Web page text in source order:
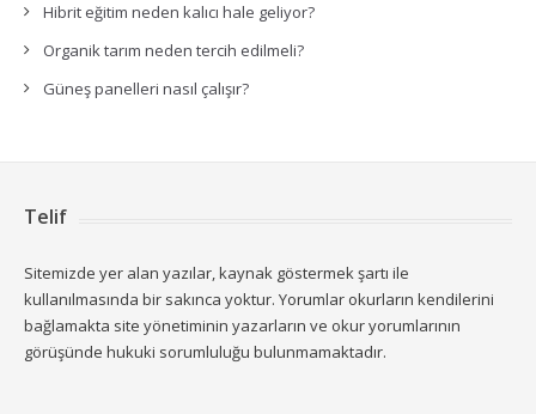
Hibrit eğitim neden kalıcı hale geliyor?
Organik tarım neden tercih edilmeli?
Güneş panelleri nasıl çalışır?
Telif
Sitemizde yer alan yazılar, kaynak göstermek şartı ile
kullanılmasında bir sakınca yoktur. Yorumlar okurların kendilerini
bağlamakta site yönetiminin yazarların ve okur yorumlarının
görüşünde hukuki sorumluluğu bulunmamaktadır.